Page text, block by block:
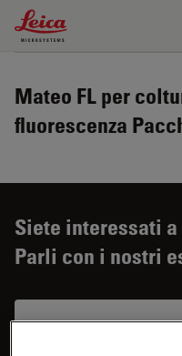
Leica Microsystems Logo
Mateo FL per
fluorescenza
Siete interessati
Parli con i nostri